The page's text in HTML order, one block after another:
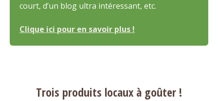
court, d’un blog ultra intéressant, etc.
Clique ici pour en savoir plus !
Trois produits locaux à goûter !